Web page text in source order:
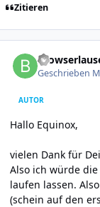
Zitieren
Geschrieben
AUTOR
Hallo Equinox,
vielen Dank für
Also ich würde
laufen lassen.
(schein auf den